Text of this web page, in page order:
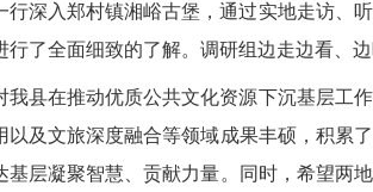
行深入郑村镇湘峪古堡，通过实地走访、
行了全面细致的了解。调研组边走边看、
我县在推动优质公共文化资源下沉基层工
以及文旅深度融合等领域成果丰硕，积累
基层凝聚智慧、贡献力量。同时，希望两